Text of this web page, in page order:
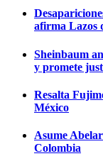
afirma Lazos
Sheinbaum
y promete
Resalta
México
Asume
Colombia